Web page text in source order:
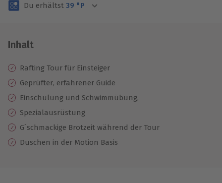
Volle Flexibilität
3 Jahre gültig & verlängerbar.
Du erhältst 39 °P
Inhalt
Rafting Tour für Einsteiger
Geprüfter, erfahrener Guide
Einschulung und Schwimmübung,
Spezialausrüstung
G´schmackige Brotzeit während der Tour
Duschen in der Motion Basis